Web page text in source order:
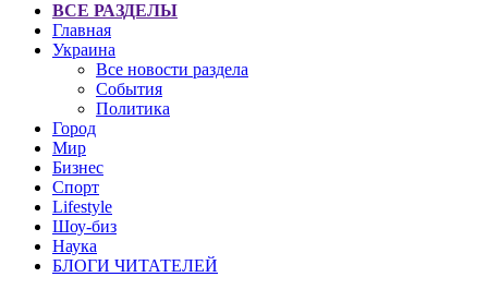
ВСЕ РАЗДЕЛЫ
Главная
Украина
Все новости раздела
События
Политика
Город
Мир
Бизнес
Спорт
Lifestyle
Шоу-биз
Наука
БЛОГИ ЧИТАТЕЛЕЙ